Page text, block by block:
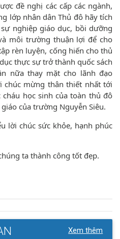
đề nghị các cấp các ngành,
lớp nhân dân Thủ đô hãy tích
nghiệp giáo dục, bồi dưỡng
môi trường thuận lợi để cho
rèn luyện, cống hiến cho thủ
thực sự trở thành quốc sách
nữa thay mặt cho lãnh đạo
mừng thân thiết nhất tới
cháu học sinh của toàn thủ đô
của trường Nguyễn Siêu.
lời chúc sức khỏe, hạnh phúc
ta thành công tốt đẹp.
Xem thêm